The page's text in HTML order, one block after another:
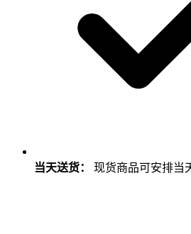
当天送货： 现货商品可安排当